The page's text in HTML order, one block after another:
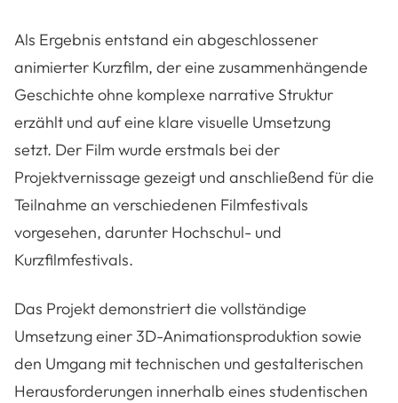
Als Ergebnis entstand ein abgeschlossener
animierter Kurzfilm, der eine zusammenhängende
Geschichte ohne komplexe narrative Struktur
erzählt und auf eine klare visuelle Umsetzung
setzt. Der Film wurde erstmals bei der
Projektvernissage gezeigt und anschließend für die
Teilnahme an verschiedenen Filmfestivals
vorgesehen, darunter Hochschul- und
Kurzfilmfestivals.
Das Projekt demonstriert die vollständige
Umsetzung einer 3D-Animationsproduktion sowie
den Umgang mit technischen und gestalterischen
Herausforderungen innerhalb eines studentischen